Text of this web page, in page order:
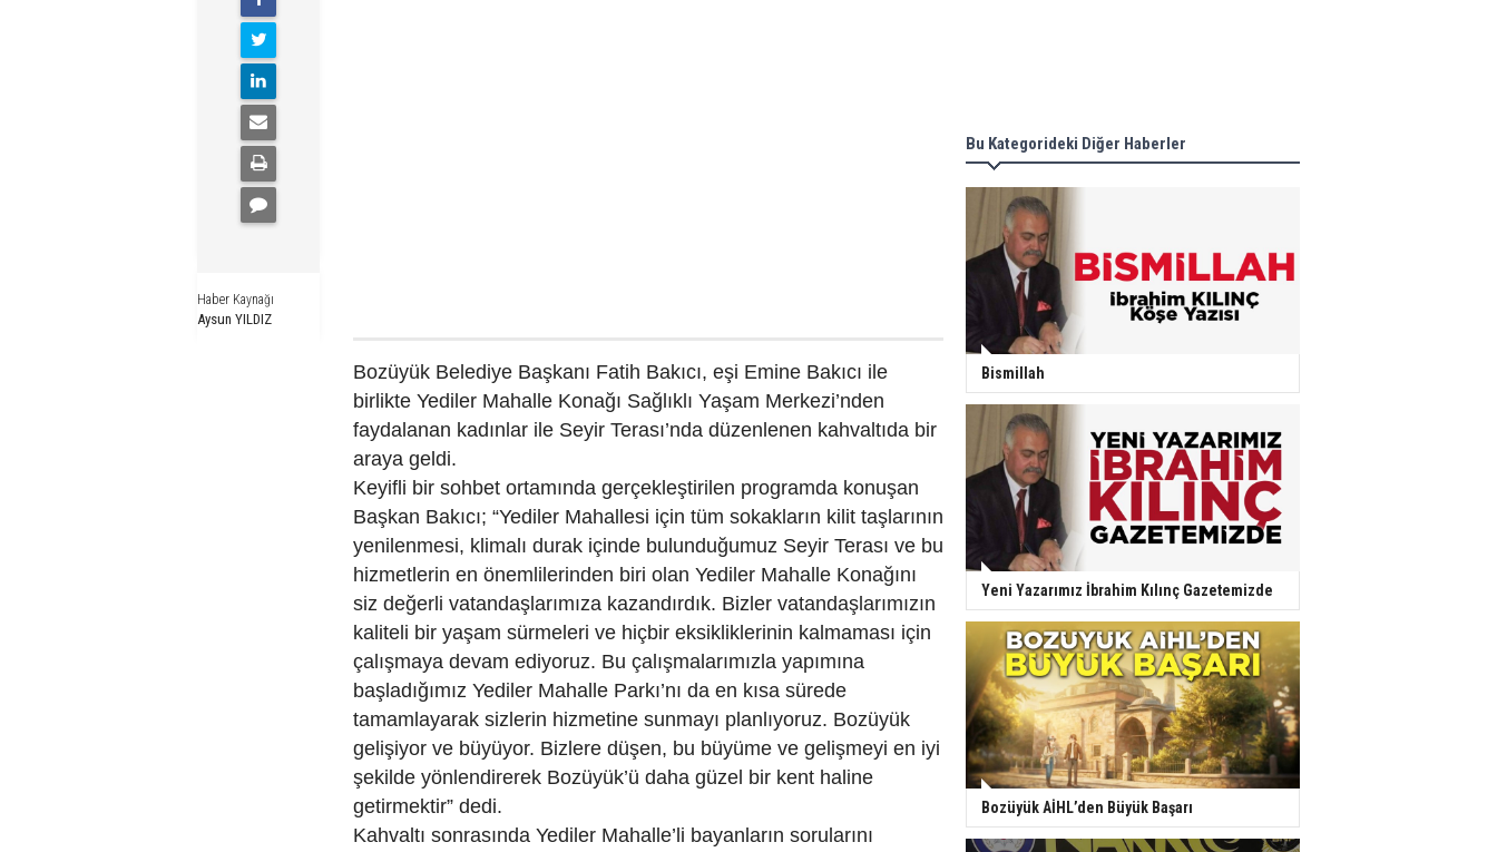
Haber Kaynağı
Aysun YILDIZ
Bozüyük Belediye Başkanı Fatih Bakıcı, eşi Emine Bakıcı ile
birlikte Yediler Mahalle Konağı Sağlıklı Yaşam Merkezi’nden
faydalanan kadınlar ile Seyir Terası’nda düzenlenen kahvaltıda bir
araya geldi.
Keyifli bir sohbet ortamında gerçekleştirilen programda konuşan
Başkan Bakıcı; “Yediler Mahallesi için tüm sokakların kilit taşlarının
yenilenmesi, klimalı durak içinde bulunduğumuz Seyir Terası ve bu
hizmetlerin en önemlilerinden biri olan Yediler Mahalle Konağını
siz değerli vatandaşlarımıza kazandırdık. Bizler vatandaşlarımızın
kaliteli bir yaşam sürmeleri ve hiçbir eksikliklerinin kalmaması için
çalışmaya devam ediyoruz. Bu çalışmalarımızla yapımına
başladığımız Yediler Mahalle Parkı’nı da en kısa sürede
tamamlayarak sizlerin hizmetine sunmayı planlıyoruz. Bozüyük
gelişiyor ve büyüyor. Bizlere düşen, bu büyüme ve gelişmeyi en iyi
şekilde yönlendirerek Bozüyük’ü daha güzel bir kent haline
getirmektir” dedi.
Kahvaltı sonrasında Yediler Mahalle’li bayanların sorularını
Bu Kategorideki Diğer Haberler
Bismillah
Yeni Yazarımız İbrahim Kılınç Gazetemizde
Bozüyük AİHL’den Büyük Başarı